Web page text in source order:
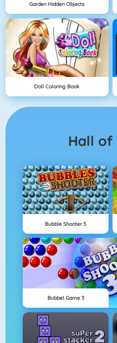
Garden Hidden Objects
Doll Coloring Book
Hall of
Bubble Shooter 5
Bubbel Game 3